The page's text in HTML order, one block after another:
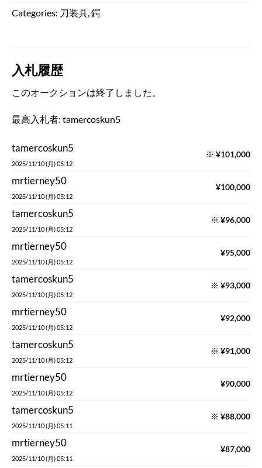
Categories: 刀装具 鍔
入札履歴
このオークションは終了しました。
最高入札者: tamercoskun5
tamercoskun5
2025/11/10 (月) 05:12
※ ¥101,000
mrtierney50
2025/11/10 (月) 05:12
¥100,000
tamercoskun5
2025/11/10 (月) 05:12
※ ¥96,000
mrtierney50
2025/11/10 (月) 05:12
¥95,000
tamercoskun5
2025/11/10 (月) 05:12
※ ¥93,000
mrtierney50
2025/11/10 (月) 05:12
¥92,000
tamercoskun5
2025/11/10 (月) 05:12
※ ¥91,000
mrtierney50
2025/11/10 (月) 05:12
¥90,000
tamercoskun5
2025/11/10 (月) 05:11
※ ¥88,000
mrtierney50
2025/11/10 (月) 05:11
¥87,000